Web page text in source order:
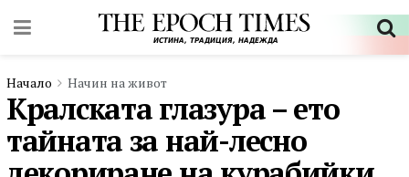
Начало Начин на живот
Кралската глазура – ето
тайната за най-лесно